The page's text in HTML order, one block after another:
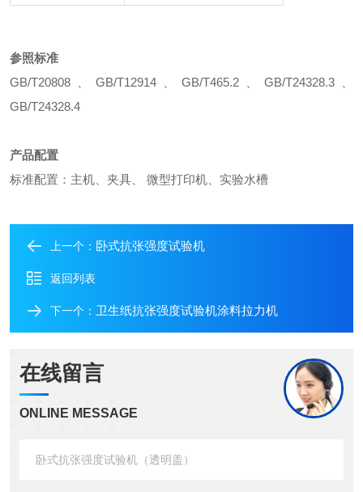
参照标准
GB/T20808、GB/T12914、GB/T465.2、GB/T24328.3、
GB/T24328.4
产品配置
标准配置：主机、夹具、 微型打印机、实验水槽
上一个： 卧式抗张强度试验机
返回列表
下一个： 卫生纸抗张强度试验机涂料拉力机
在线留言
ONLINE MESSAGE